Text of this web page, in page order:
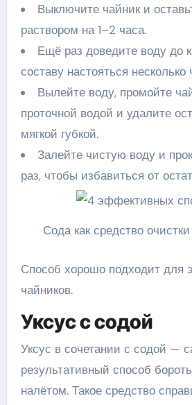
Выключите чайник и
раствором на 1–2 часа.
Ещё раз доведите воду до
составу настояться несколько
Вылейте воду, промойте
проточной водой и удалите
мягкой губкой.
Залейте чистую воду и
раз, чтобы избавиться от
Сода как средство
Способ хорошо подходит для
чайников.
Уксус с содой
Уксус в сочетании с содой —
результативный способ
налётом. Такое средство